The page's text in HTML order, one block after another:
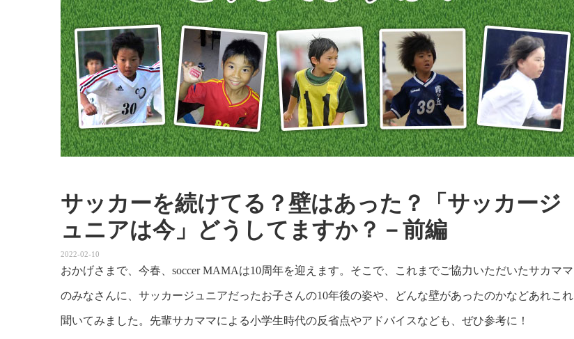
サッカーを続けてる？壁はあった？「サッカージ
ュニアは今」どうしてますか？－前編
2022-02-10
おかげさまで、今春、soccer MAMAは10周年を迎えます。そこで、これまでご協力いただいたサカママ
のみなさんに、サッカージュニアだったお子さんの10年後の姿や、どんな壁があったのかなどあれこれ
聞いてみました。先輩サカママによる小学生時代の反省点やアドバイスなども、ぜひ参考に！